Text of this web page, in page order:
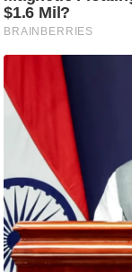
प
र
स
ध
ज्यो
ति
ष
प्र